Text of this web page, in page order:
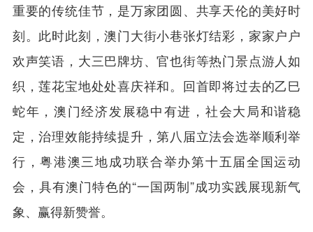
重要的传统佳节，是万家团圆、共享天伦的美好时
刻。此时此刻，澳门大街小巷张灯结彩，家家户户
欢声笑语，大三巴牌坊、官也街等热门景点游人如
织，莲花宝地处处喜庆祥和。回首即将过去的乙巳
蛇年，澳门经济发展稳中有进，社会大局和谐稳
定，治理效能持续提升，第八届立法会选举顺利举
行，粤港澳三地成功联合举办第十五届全国运动
会，具有澳门特色的“一国两制”成功实践展现新气
象、赢得新赞誉。